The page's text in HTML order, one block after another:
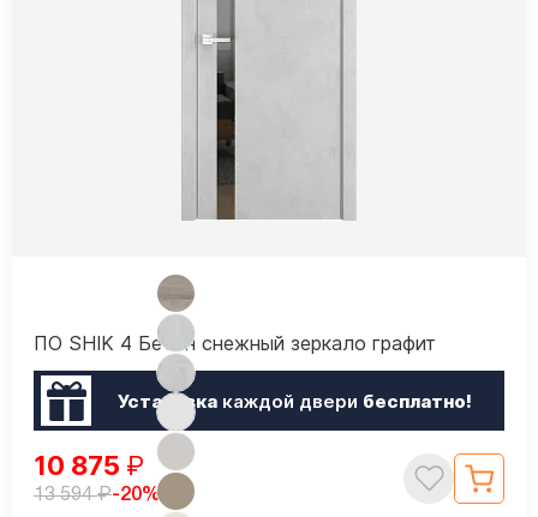
ПО SHIK 4 Бетон снежный зеркало графит
Установкакаждой двери бесплатно!
10 875 ₽
13 594₽-20%